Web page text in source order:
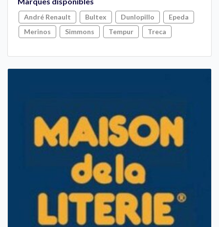
André Renault Bultex Dunlopillo
Epeda
Merinos
Simmons Tempur Treca